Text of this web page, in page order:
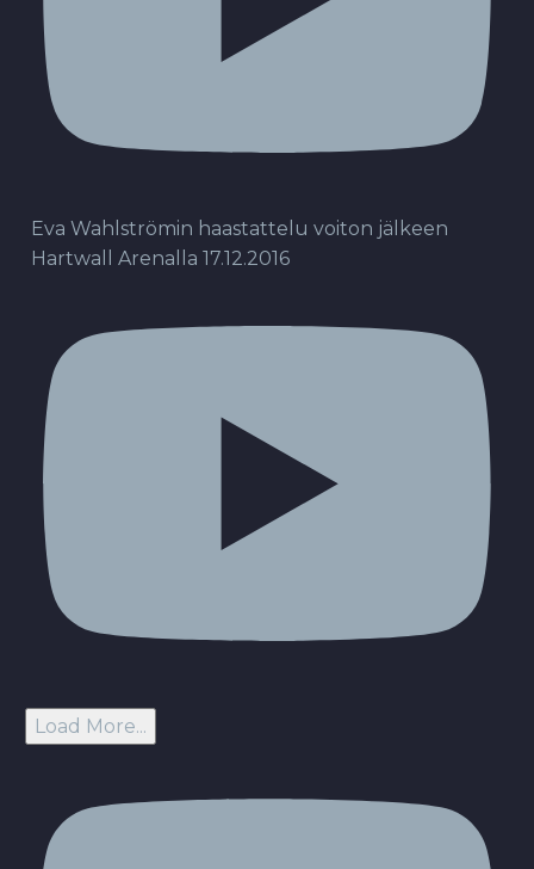
Eva Wahlströmin haastattelu voiton jälkeen
Hartwall Arenalla 17.12.2016
Load More...